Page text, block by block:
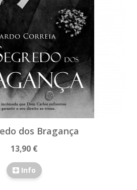
dos Bragança
13,90 €
Info